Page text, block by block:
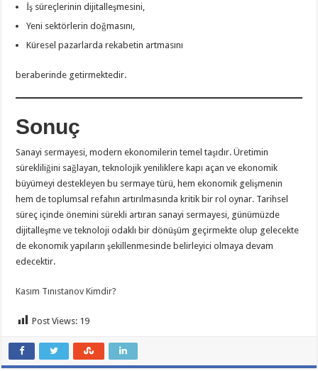
İş süreçlerinin dijitalleşmesini,
Yeni sektörlerin doğmasını,
Küresel pazarlarda rekabetin artmasını
beraberinde getirmektedir.
Sonuç
Sanayi sermayesi, modern ekonomilerin temel taşıdır. Üretimin
sürekliliğini sağlayan, teknolojik yeniliklere kapı açan ve ekonomik
büyümeyi destekleyen bu sermaye türü, hem ekonomik gelişmenin
hem de toplumsal refahın artırılmasında kritik bir rol oynar. Tarihsel
süreç içinde önemini sürekli artıran sanayi sermayesi, günümüzde
dijitalleşme ve teknoloji odaklı bir dönüşüm geçirmekte olup gelecekte
de ekonomik yapıların şekillenmesinde belirleyici olmaya devam
edecektir.
Kasım Tınıstanov Kimdir?
Post Views: 19